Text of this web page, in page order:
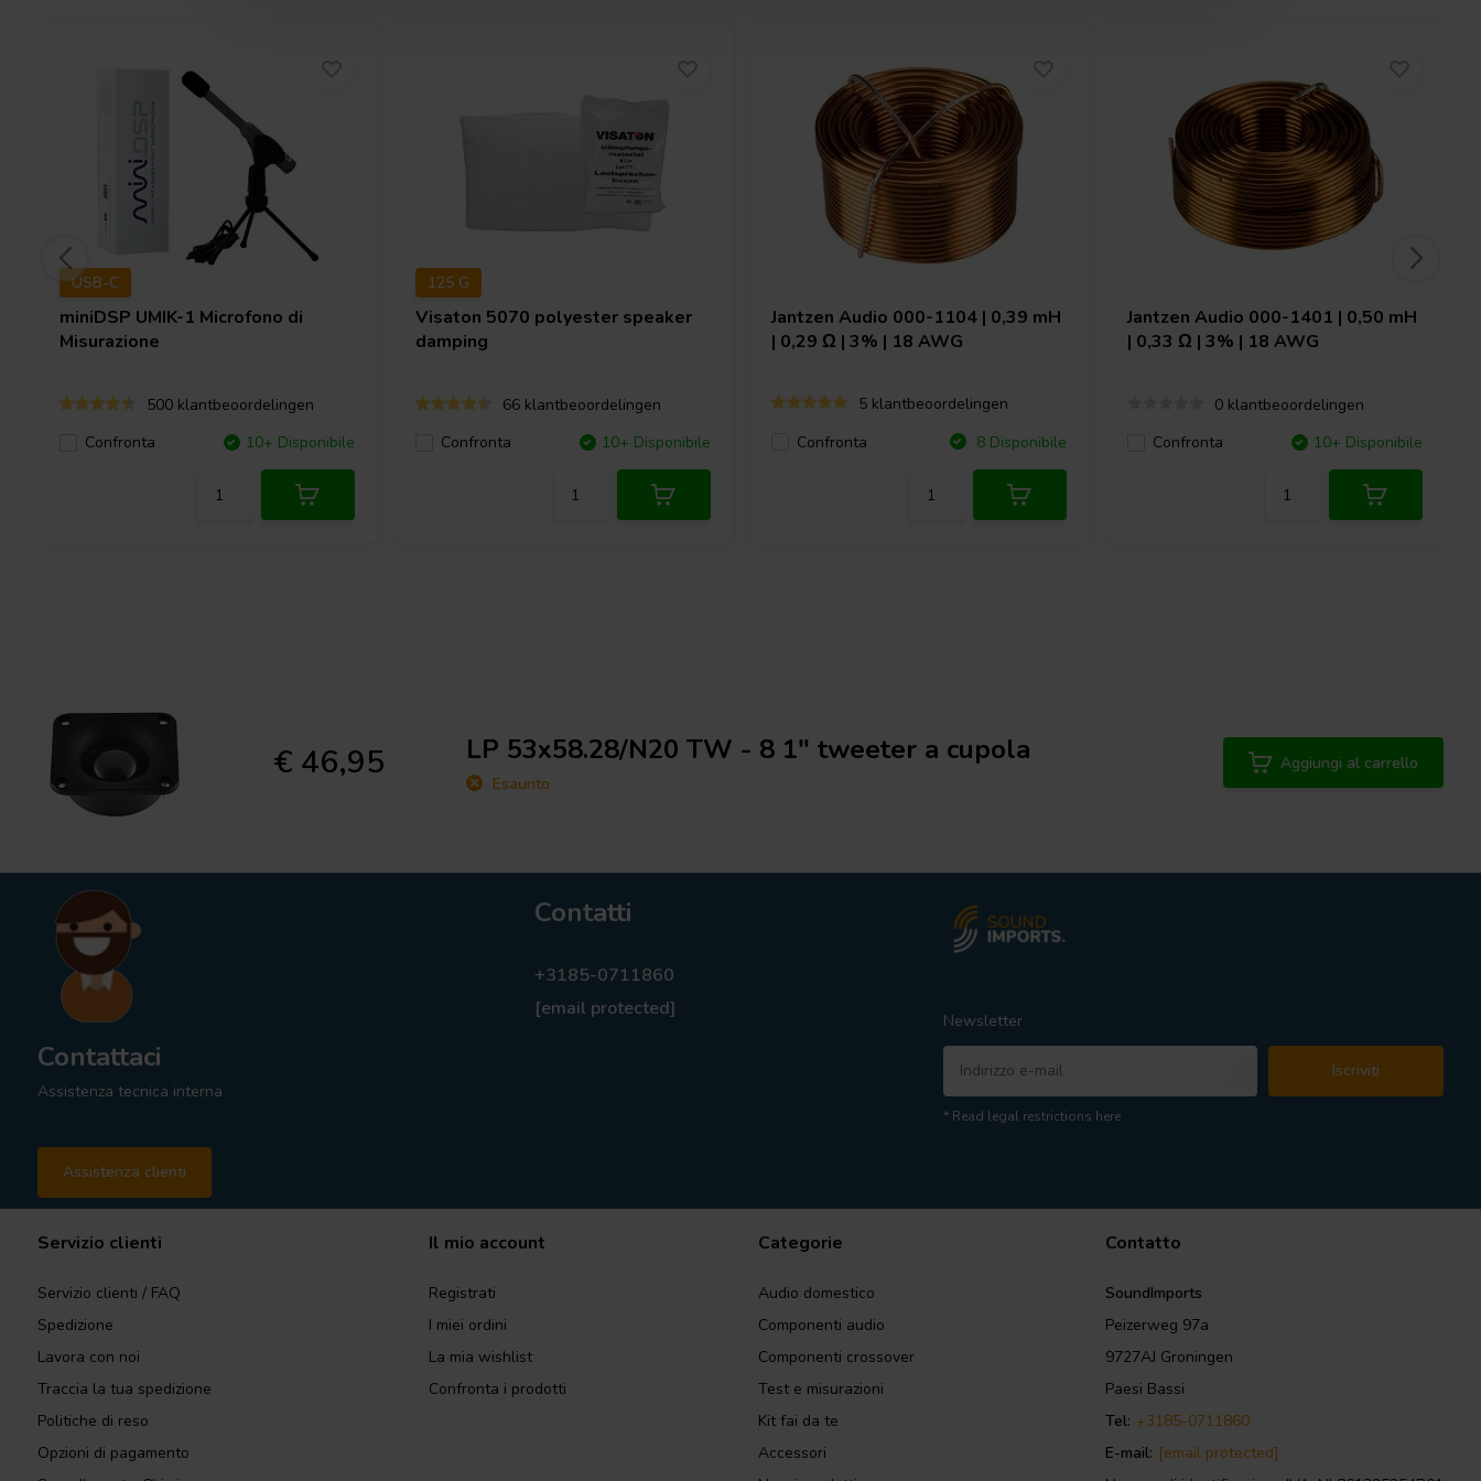
USB-C
miniDSP UMIK-1 Microfono di
Misurazione
500 klantbeoordelingen
Confronta
10+ Disponibile
125 G
Visaton 5070 polyester speaker
damping
66 klantbeoordelingen
Confronta
10+ Disponibile
Jantzen Audio 000-1104 | 0,39 mH
| 0,29 Ω | 3% | 18 AWG
5 klantbeoordelingen
Confronta
8 Disponibile
Jantzen Audio 000-1401 | 0,50 mH
| 0,33 Ω | 3% | 18 AWG
0 klantbeoordelingen
Confronta
10+ Disponibile
€ 46,95 LP 53x58.28/N20 TW - 8 1" tweeter a cupola
Esaurito
Aggiungi al carrello
Contattaci
Assistenza tecnica interna
Assistenza clienti
Contatti
+3185-0711860
[email protected]
Newsletter
Iscriviti
* Read legal restrictions here
Servizio clienti
Servizio clienti / FAQ
Spedizione
Lavora con noi
Traccia la tua spedizione
Politiche di reso
Opzioni di pagamento
Il mio account
Registrati
I miei ordini
La mia wishlist
Confronta i prodotti
Categorie
Audio domestico
Componenti audio
Componenti crossover
Test e misurazioni
Kit fai da te
Accessori
Contatto
SoundImports
Peizerweg 97a
9727AJ Groningen
Paesi Bassi
Tel: +3185-0711860
E-mail: [email protected]